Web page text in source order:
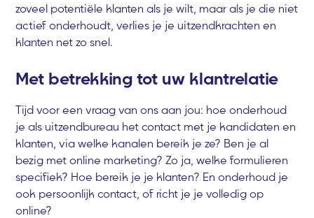
zoveel potentiële klanten als je wilt, maar als je die niet
actief onderhoudt, verlies je je uitzendkrachten en
klanten net zo snel.
Met betrekking tot uw klantrelatie
Tijd voor een vraag van ons aan jou: hoe onderhoud
je als uitzendbureau het contact met je kandidaten en
klanten, via welke kanalen bereik je ze? Ben je al
bezig met online marketing? Zo ja, welke formulieren
specifiek? Hoe bereik je je klanten? En onderhoud je
ook persoonlijk contact, of richt je je volledig op
online?